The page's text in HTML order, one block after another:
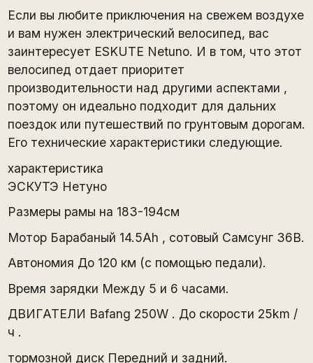
Если вы любите приключения на свежем воздухе
и вам нужен электрический велосипед, вас
заинтересует ESKUTE Netuno. И в том, что этот
велосипед отдает приоритет
производительности над другими аспектами ,
поэтому он идеально подходит для дальних
поездок или путешествий по грунтовым дорогам.
Его технические характеристики следующие.
характеристика
ЭСКУТЭ Нетуно
Размеры рамы на 183-194см
Мотор Барабаный 14.5Ah , сотовый Самсунг 36В.
Автономия До 120 км (с помощью педали).
Время зарядки Между 5 и 6 часами.
ДВИГАТЕЛИ Bafang 250W . До скорости 25km /
ч .
тормозной диск Передний и задний.